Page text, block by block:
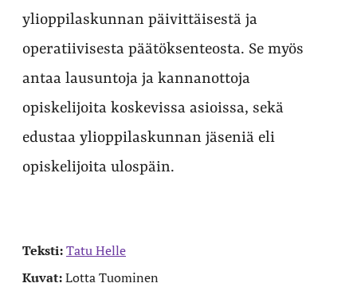
ylioppilaskunnan päivittäisestä ja
operatiivisesta päätöksenteosta. Se myös
antaa lausuntoja ja kannanottoja
opiskelijoita koskevissa asioissa, sekä
edustaa ylioppilaskunnan jäseniä eli
opiskelijoita ulospäin.
Teksti:Tatu Helle
Kuvat:Lotta Tuominen